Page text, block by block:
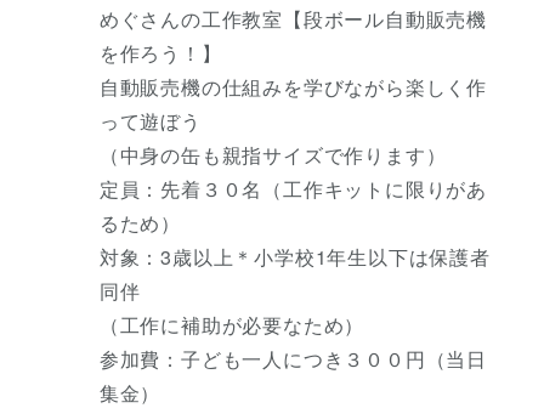
めぐさんの工作教室【段ボール自動販売機
を作ろう！】
自動販売機の仕組みを学びながら楽しく作
って遊ぼう
（中身の缶も親指サイズで作ります）
定員：先着３０名（工作キットに限りがあ
るため）
対象：3歳以上＊小学校1年生以下は保護者
同伴
（工作に補助が必要なため）
参加費：子ども一人につき３００円（当日
集金）